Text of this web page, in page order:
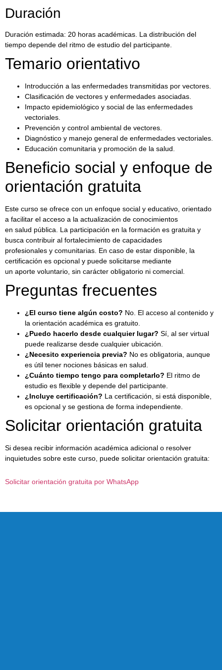
Duración
Duración estimada: 20 horas académicas. La distribución del
tiempo depende del ritmo de estudio del participante.
Temario orientativo
Introducción a las enfermedades transmitidas por vectores.
Clasificación de vectores y enfermedades asociadas.
Impacto epidemiológico y social de las enfermedades
vectoriales.
Prevención y control ambiental de vectores.
Diagnóstico y manejo general de enfermedades vectoriales.
Educación comunitaria y promoción de la salud.
Beneficio social y enfoque de
orientación gratuita
Este curso se ofrece con un enfoque social y educativo, orientado
a facilitar el acceso a la actualización de conocimientos
en salud pública. La participación en la formación es gratuita y
busca contribuir al fortalecimiento de capacidades
profesionales y comunitarias. En caso de estar disponible, la
certificación es opcional y puede solicitarse mediante
un aporte voluntario, sin carácter obligatorio ni comercial.
Preguntas frecuentes
¿El curso tiene algún costo? No. El acceso al contenido y
la orientación académica es gratuito.
¿Puedo hacerlo desde cualquier lugar? Sí, al ser virtual
puede realizarse desde cualquier ubicación.
¿Necesito experiencia previa? No es obligatoria, aunque
es útil tener nociones básicas en salud.
¿Cuánto tiempo tengo para completarlo? El ritmo de
estudio es flexible y depende del participante.
¿Incluye certificación? La certificación, si está disponible,
es opcional y se gestiona de forma independiente.
Solicitar orientación gratuita
Si desea recibir información académica adicional o resolver
inquietudes sobre este curso, puede solicitar orientación gratuita:
Solicitar orientación gratuita por WhatsApp